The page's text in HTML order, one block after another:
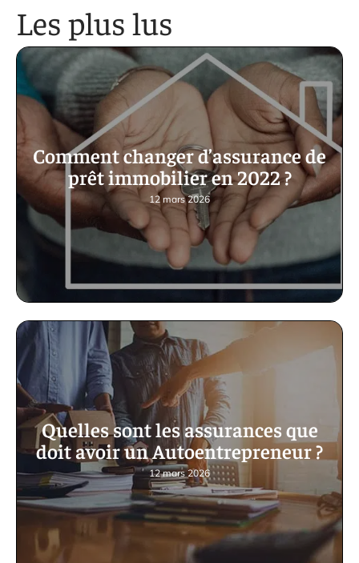
Les plus lus
Comment changer d’assurance de
prêt immobilier en 2022 ?
12 mars 2026
Quelles sont les assurances que
doit avoir un Autoentrepreneur ?
12 mars 2026